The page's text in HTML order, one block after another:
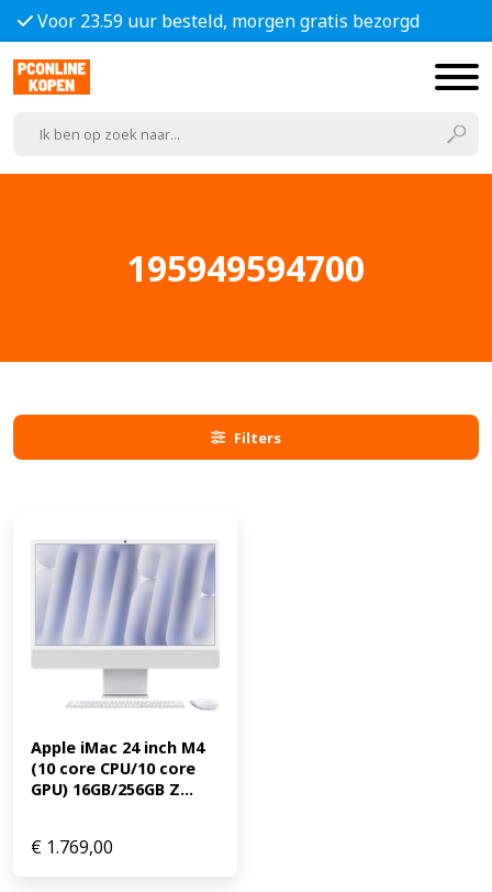
Voor 23.59 uur besteld, morgen gratis bezorgd
195949594700
Filters
Apple iMac 24 inch M4
(10 core CPU/10 core
GPU) 16GB/256GB Z...
€ 1.769,00